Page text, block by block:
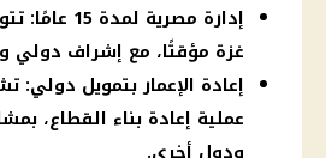
إدارة مصرية
غزة مؤقتًا، مع إشراف دولي
إعادة الإعمار بتمويل
عملية إعادة بناء القطاع،